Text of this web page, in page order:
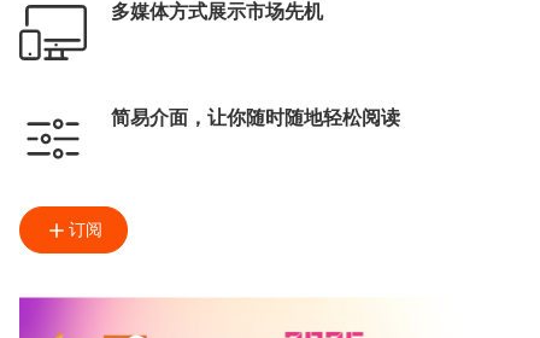
多媒体方式展示市场先机
简易介面，让你随时随地轻松阅读
订阅